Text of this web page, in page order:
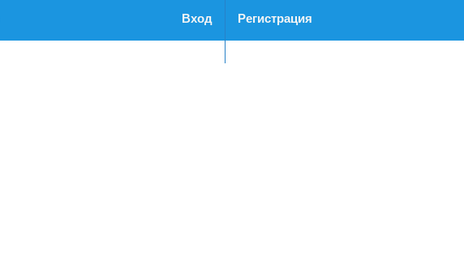
Регистрация
Вход